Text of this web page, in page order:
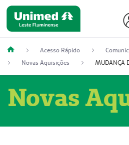
Acesso Rápido
Novas Aquisições
Novas